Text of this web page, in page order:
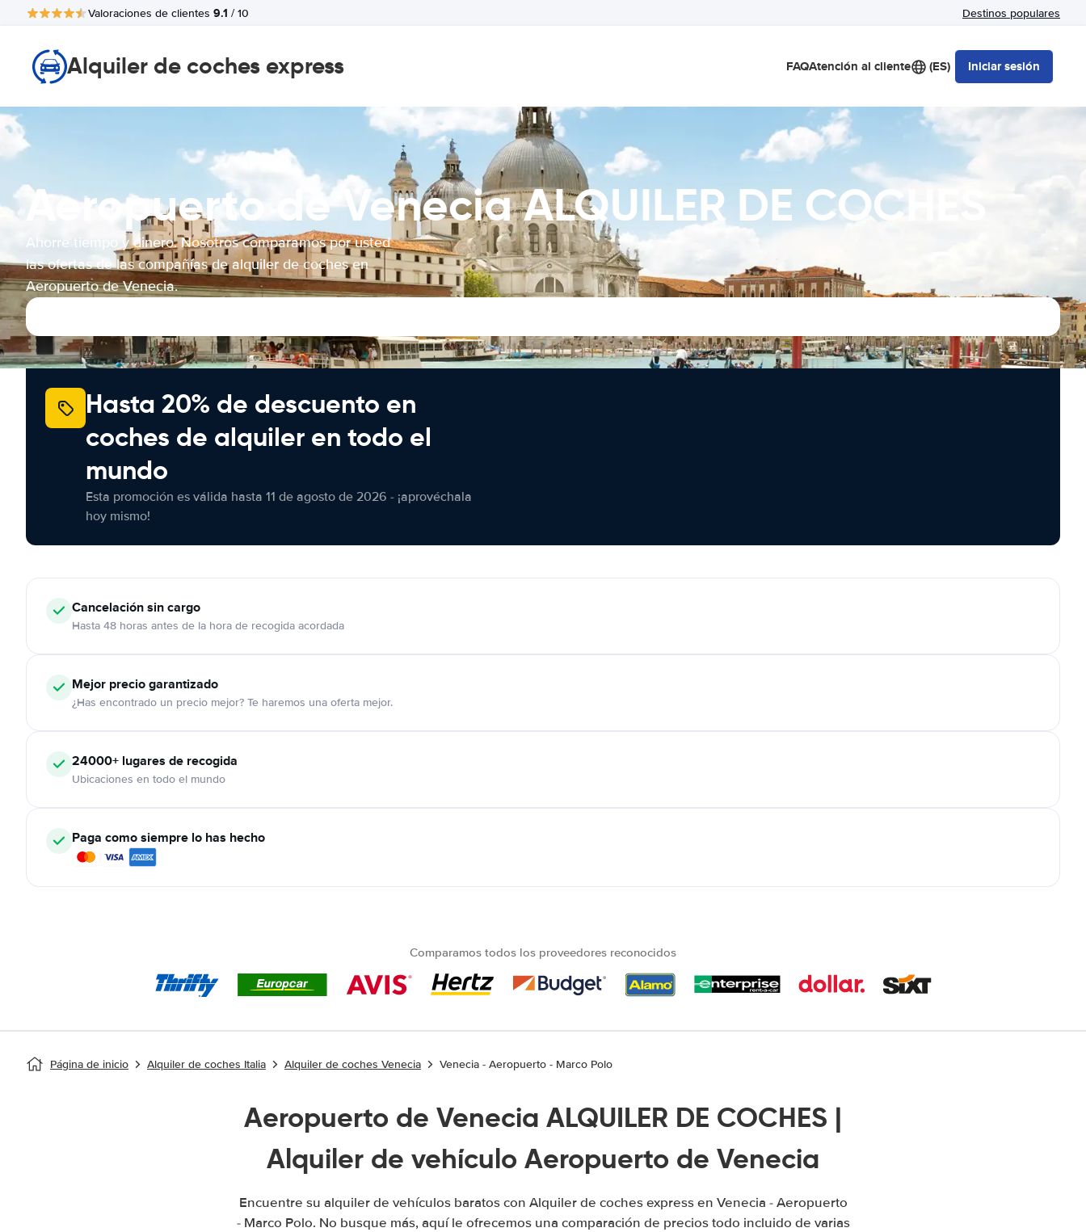
Valoraciones de clientes 9.1 / 10 Destinos populares
Alquiler de coches express FAQAtención al cliente (ES) Iniciar sesión
Aeropuerto de Venecia ALQUILER DE COCHES
Ahorre tiempo y dinero. Nosotros comparamos por usted
las ofertas de las compañías de alquiler de coches en
Aeropuerto de Venecia.
Hasta 20% de descuento en
coches de alquiler en todo el
mundo
Esta promoción es válida hasta 11 de agosto de 2026 - ¡aprovéchala
hoy mismo!
Cancelaciónsin cargo
Hasta 48 horas antes de la hora de recogida acordada
Mejor precio garantizado
¿Has encontrado un precio mejor? Te haremos una oferta mejor.
24000+ lugares de recogida
Ubicaciones en todo el mundo
Paga como siempre lo has hecho
Comparamos todos los proveedores reconocidos
Página de inicio Alquiler de coches Italia Alquiler de coches Venecia Venecia - Aeropuerto - Marco Polo
Aeropuerto de Venecia ALQUILER DE COCHES |
Alquiler de vehículo Aeropuerto de Venecia
Encuentre su alquiler de vehículos baratos con Alquiler de coches express en Venecia - Aeropuerto
- Marco Polo. No busque más, aquí le ofrecemos una comparación de precios todo incluido de varias